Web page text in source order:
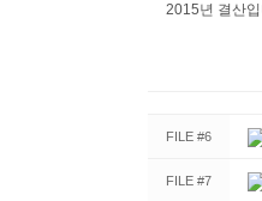
2015년 결산
FILE #6
FILE #7